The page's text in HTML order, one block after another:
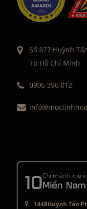
Số 877 Huỳnh
Tp Hồ Chí Minh
0906 396 012
10Chi nhánh khu
Miền Nam
1448Huỳnh Tấn